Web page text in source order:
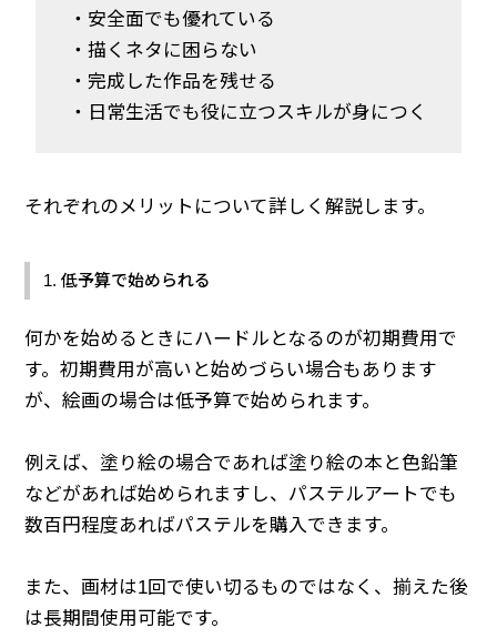
・安全面でも優れている
・描くネタに困らない
・完成した作品を残せる
・日常生活でも役に立つスキルが身につく
それぞれのメリットについて詳しく解説します。
1. 低予算で始められる
何かを始めるときにハードルとなるのが初期費用で
す。初期費用が高いと始めづらい場合もあります
が、絵画の場合は低予算で始められます。
例えば、塗り絵の場合であれば塗り絵の本と色鉛筆
などがあれば始められますし、パステルアートでも
数百円程度あればパステルを購入できます。
また、画材は1回で使い切るものではなく、揃えた後
は長期間使用可能です。